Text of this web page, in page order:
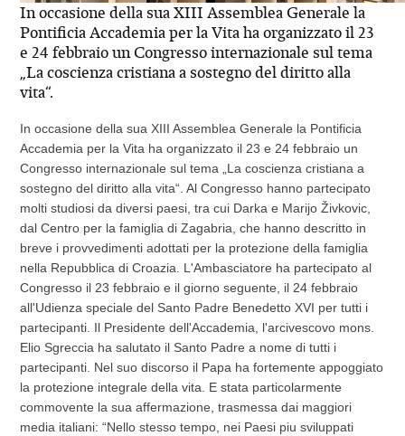
In occasione della sua XIII Assemblea Generale la
Pontificia Accademia per la Vita ha organizzato il 23
e 24 febbraio un Congresso internazionale sul tema
„La coscienza cristiana a sostegno del diritto alla
vita“.
In occasione della sua XIII Assemblea Generale la Pontificia
Accademia per la Vita ha organizzato il 23 e 24 febbraio un
Congresso internazionale sul tema „La coscienza cristiana a
sostegno del diritto alla vita“. Al Congresso hanno partecipato
molti studiosi da diversi paesi, tra cui Darka e Marijo Živkovic,
dal Centro per la famiglia di Zagabria, che hanno descritto in
breve i provvedimenti adottati per la protezione della famiglia
nella Repubblica di Croazia. L'Ambasciatore ha partecipato al
Congresso il 23 febbraio e il giorno seguente, il 24 febbraio
all'Udienza speciale del Santo Padre Benedetto XVI per tutti i
partecipanti. Il Presidente dell'Accademia, l'arcivescovo mons.
Elio Sgreccia ha salutato il Santo Padre a nome di tutti i
partecipanti. Nel suo discorso il Papa ha fortemente appoggiato
la protezione integrale della vita. E stata particolarmente
commovente la sua affermazione, trasmessa dai maggiori
media italiani: “Nello stesso tempo, nei Paesi piu sviluppati